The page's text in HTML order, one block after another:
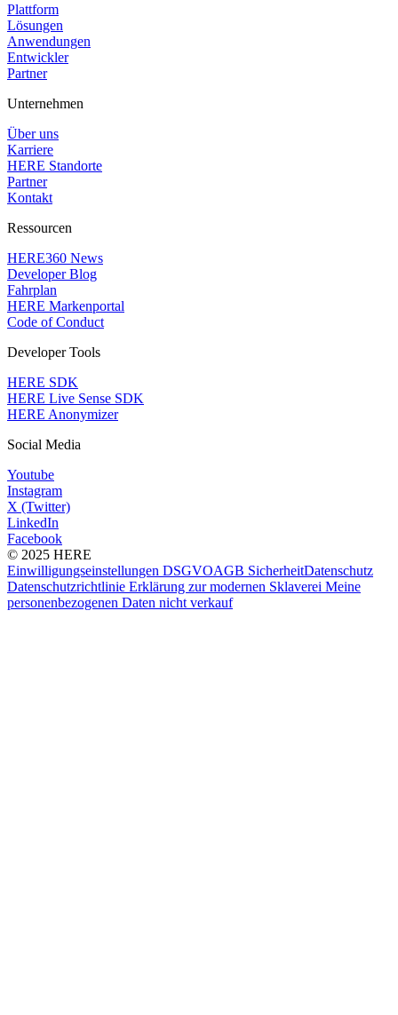
Plattform
Lösungen
Anwendungen
Entwickler
Partner
Unternehmen
Über uns
Karriere
HERE Standorte
Partner
Kontakt
Ressourcen
HERE360 News
Developer Blog
Fahrplan
HERE Markenportal
Code of Conduct
Developer Tools
HERE SDK
HERE Live Sense SDK
HERE Anonymizer
Social Media
Youtube
Instagram
X (Twitter)
LinkedIn
Facebook
© 2025 HERE
Einwilligungseinstellungen DSGVOAGB SicherheitDatenschutz
Datenschutzrichtlinie Erklärung zur modernen Sklaverei Meine
personenbezogenen Daten nicht verkauf